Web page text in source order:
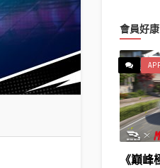
會員好康
《巔